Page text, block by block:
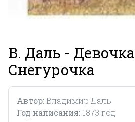
В. Даль - Девочка
Снегурочка
Автор: Владимир Даль
Год написания: 1873 год